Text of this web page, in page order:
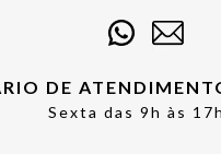
DE
Sexta das 9h às